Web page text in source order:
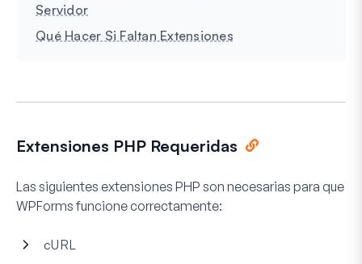
Servidor
Qué Hacer Si Faltan Extensiones
Extensiones PHP Requeridas
Las siguientes extensiones PHP son necesarias para que
WPForms funcione correctamente:
cURL